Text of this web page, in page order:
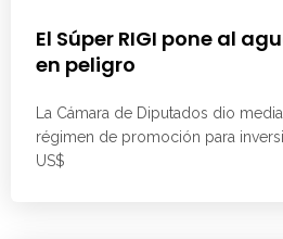
El Súper RIGI pone al
en peligro
La Cámara de Diputados dio
régimen de promoción para
US$